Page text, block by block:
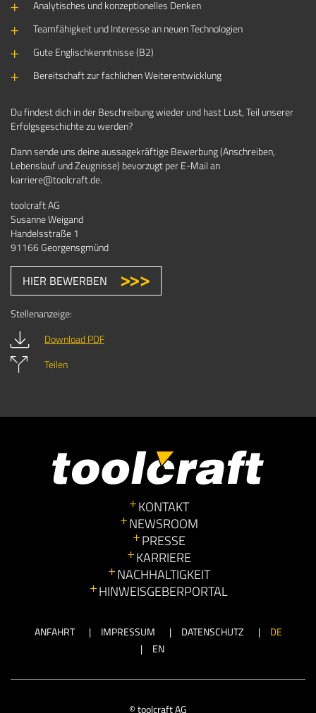
Analytisches und konzeptionelles Denken
Teamfähigkeit und Interesse an neuen Technologien
Gute Englischkenntnisse (B2)
Bereitschaft zur fachlichen Weiterentwicklung
Du findest dich in der Beschreibung wieder und hast Lust, Teil unserer
Erfolgsgeschichte zu werden?
Dann sende uns deine aussagekräftige Bewerbung (Anschreiben,
Lebenslauf und Zeugnisse) bevorzugt per E-Mail an
karriere@toolcraft.de.
toolcraft AG
Susanne Weigand
Handelsstraße 1
91166 Georgensgmünd
HIER BEWERBEN
Stellenanzeige:
Download PDF
Teilen
KONTAKT
NEWSROOM
PRESSE
KARRIERE
NACHHALTIGKEIT
HINWEISGEBERPORTAL
ANFAHRT IMPRESSUM DATENSCHUTZ
DE
EN
© toolcraft AG